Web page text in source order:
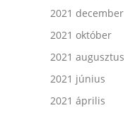
2021 december
2021 október
2021 augusztus
2021 június
2021 április